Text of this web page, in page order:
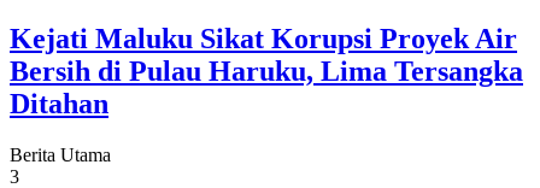
Kejati Maluku Sikat Korupsi Proyek Air
Bersih di Pulau Haruku, Lima Tersangka
Ditahan
Berita Utama
3